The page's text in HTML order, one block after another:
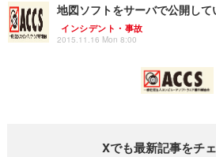
地図ソフトをサーバで公開して
インシデント・事故
2015.11.16 Mon 8:00
Xでも最新記事をチ